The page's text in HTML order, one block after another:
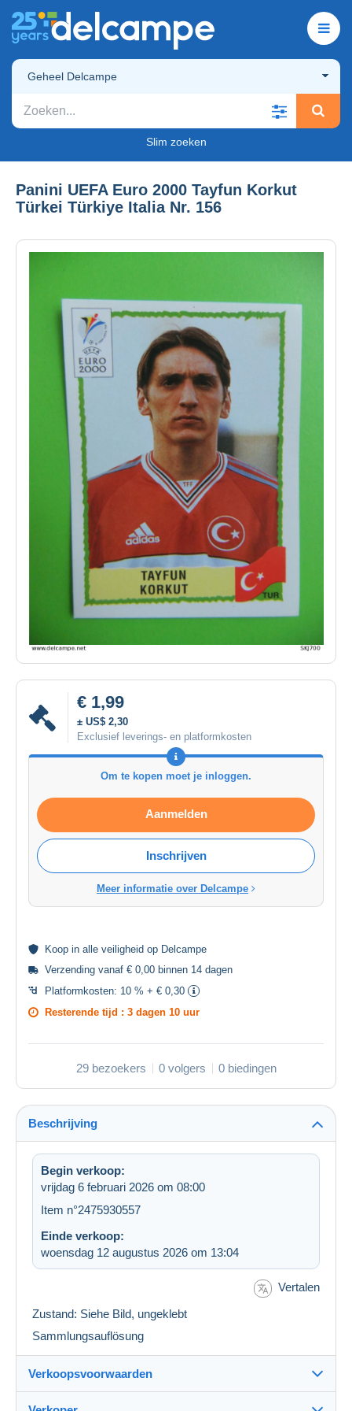
Geheel Delcampe
Slim zoeken
Panini UEFA Euro 2000 Tayfun Korkut
Türkei Türkiye Italia Nr. 156
€ 1,99
± US$ 2,30
Exclusief leverings- en platformkosten
Om te kopen moet je inloggen.
Aanmelden
Inschrijven
Meer informatie over Delcampe
Koop in alle veiligheid op Delcampe
Verzending vanaf € 0,00 binnen 14 dagen
Platformkosten: 10 % + € 0,30
Resterende tijd : 3 dagen 10 uur
29 bezoekers 0 volgers 0 biedingen
Beschrijving
Begin verkoop:
vrijdag 6 februari 2026 om 08:00
Item n°2475930557
Einde verkoop:
woensdag 12 augustus 2026 om 13:04
Vertalen
Zustand: Siehe Bild, ungeklebt
Sammlungsauflösung
Verkoopsvoorwaarden